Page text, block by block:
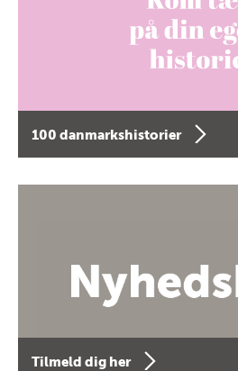
100 danmarkshistorier
Tilmeld dig her